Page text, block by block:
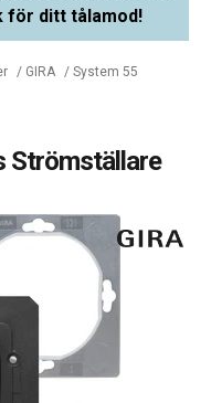
för ditt tålamod!
/ GIRA / System 55
Strömställare